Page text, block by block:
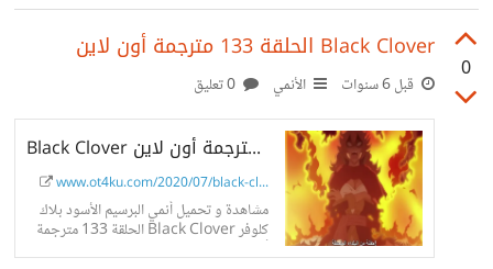
0
Black Clover الحلقة 133 مترجمة أون لاين
قبل 6 سنوات الأنمي
Black Clover الحلقة 133 مترجمة أون لاين
www.ot4ku.com/2020/07/black-cl...
مشاهدة و تحميل أنمي البرسيم الأسود بلاك
كلوفر Black Clover الحلقة 133 مترجمة